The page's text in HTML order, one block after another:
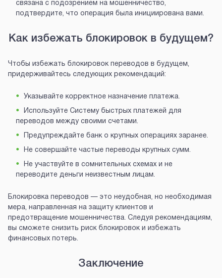
связана с подозрением на мошенничество,
подтвердите, что операция была инициирована вами.
Как избежать блокировок в будущем?
Чтобы избежать блокировок переводов в будущем,
придерживайтесь следующих рекомендаций:
Указывайте корректное назначение платежа.
Используйте Систему быстрых платежей для
переводов между своими счетами.
Предупреждайте банк о крупных операциях заранее.
Не совершайте частые переводы крупных сумм.
Не участвуйте в сомнительных схемах и не
переводите деньги неизвестным лицам.
Блокировка переводов — это неудобная, но необходимая
мера, направленная на защиту клиентов и
предотвращение мошенничества. Следуя рекомендациям,
вы сможете снизить риск блокировок и избежать
финансовых потерь.
Заключение